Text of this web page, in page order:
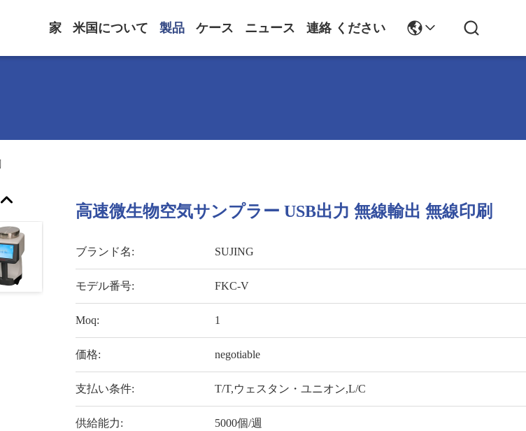
家 米国について 製品 ケース ニュース 連絡 ください
高速微生物空気サンプラー USB出力 無線輸出 無線印刷
ブランド名: SUJING
モデル番号: FKC-V
Moq: 1
価格: negotiable
支払い条件: T/T,ウェスタン・ユニオン,L/C
供給能力: 5000個/週